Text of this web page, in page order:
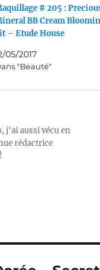
# 205 :
BB Cream
– Etude House
05/2017
"Beauté"
j'ai aussi vécu en
rédactrice